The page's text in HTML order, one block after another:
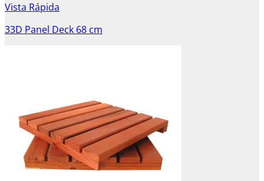
Vista Rápida
33D Panel Deck 68 cm